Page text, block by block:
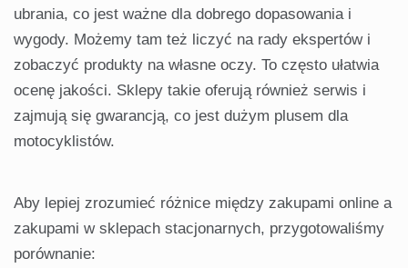
ubrania, co jest ważne dla dobrego dopasowania i
wygody. Możemy tam też liczyć na rady ekspertów i
zobaczyć produkty na własne oczy. To często ułatwia
ocenę jakości. Sklepy takie oferują również serwis i
zajmują się gwarancją, co jest dużym plusem dla
motocyklistów.
Aby lepiej zrozumieć różnice między zakupami online a
zakupami w sklepach stacjonarnych, przygotowaliśmy
porównanie: